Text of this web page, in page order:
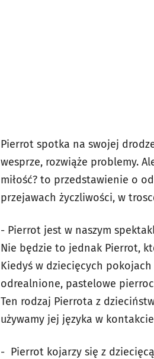
Pierrot spotka na swojej
wesprze, rozwiąże problemy.
miłość? to przedstawienie o
przejawach życzliwości, w
- Pierrot jest w naszym
Nie będzie to jednak Pierrot,
Kiedyś w dziecięcych
odrealnione, pastelowe
Ten rodzaj Pierrota z
używamy jej języka w
- Pierrot kojarzy się z